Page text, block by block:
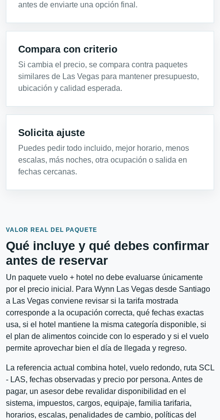
antes de enviarte una opción final.
Compara con criterio
Si cambia el precio, se compara contra paquetes
similares de Las Vegas para mantener presupuesto,
ubicación y calidad esperada.
Solicita ajuste
Puedes pedir todo incluido, mejor horario, menos
escalas, más noches, otra ocupación o salida en
fechas cercanas.
VALOR REAL DEL PAQUETE
Qué incluye y qué debes confirmar
antes de reservar
Un paquete vuelo + hotel no debe evaluarse únicamente
por el precio inicial. Para Wynn Las Vegas desde Santiago
a Las Vegas conviene revisar si la tarifa mostrada
corresponde a la ocupación correcta, qué fechas exactas
usa, si el hotel mantiene la misma categoría disponible, si
el plan de alimentos coincide con lo esperado y si el vuelo
permite aprovechar bien el día de llegada y regreso.
La referencia actual combina hotel, vuelo redondo, ruta SCL
- LAS, fechas observadas y precio por persona. Antes de
pagar, un asesor debe revalidar disponibilidad en el
sistema, impuestos, cargos, equipaje, familia tarifaria,
horarios, escalas, penalidades de cambio, políticas del